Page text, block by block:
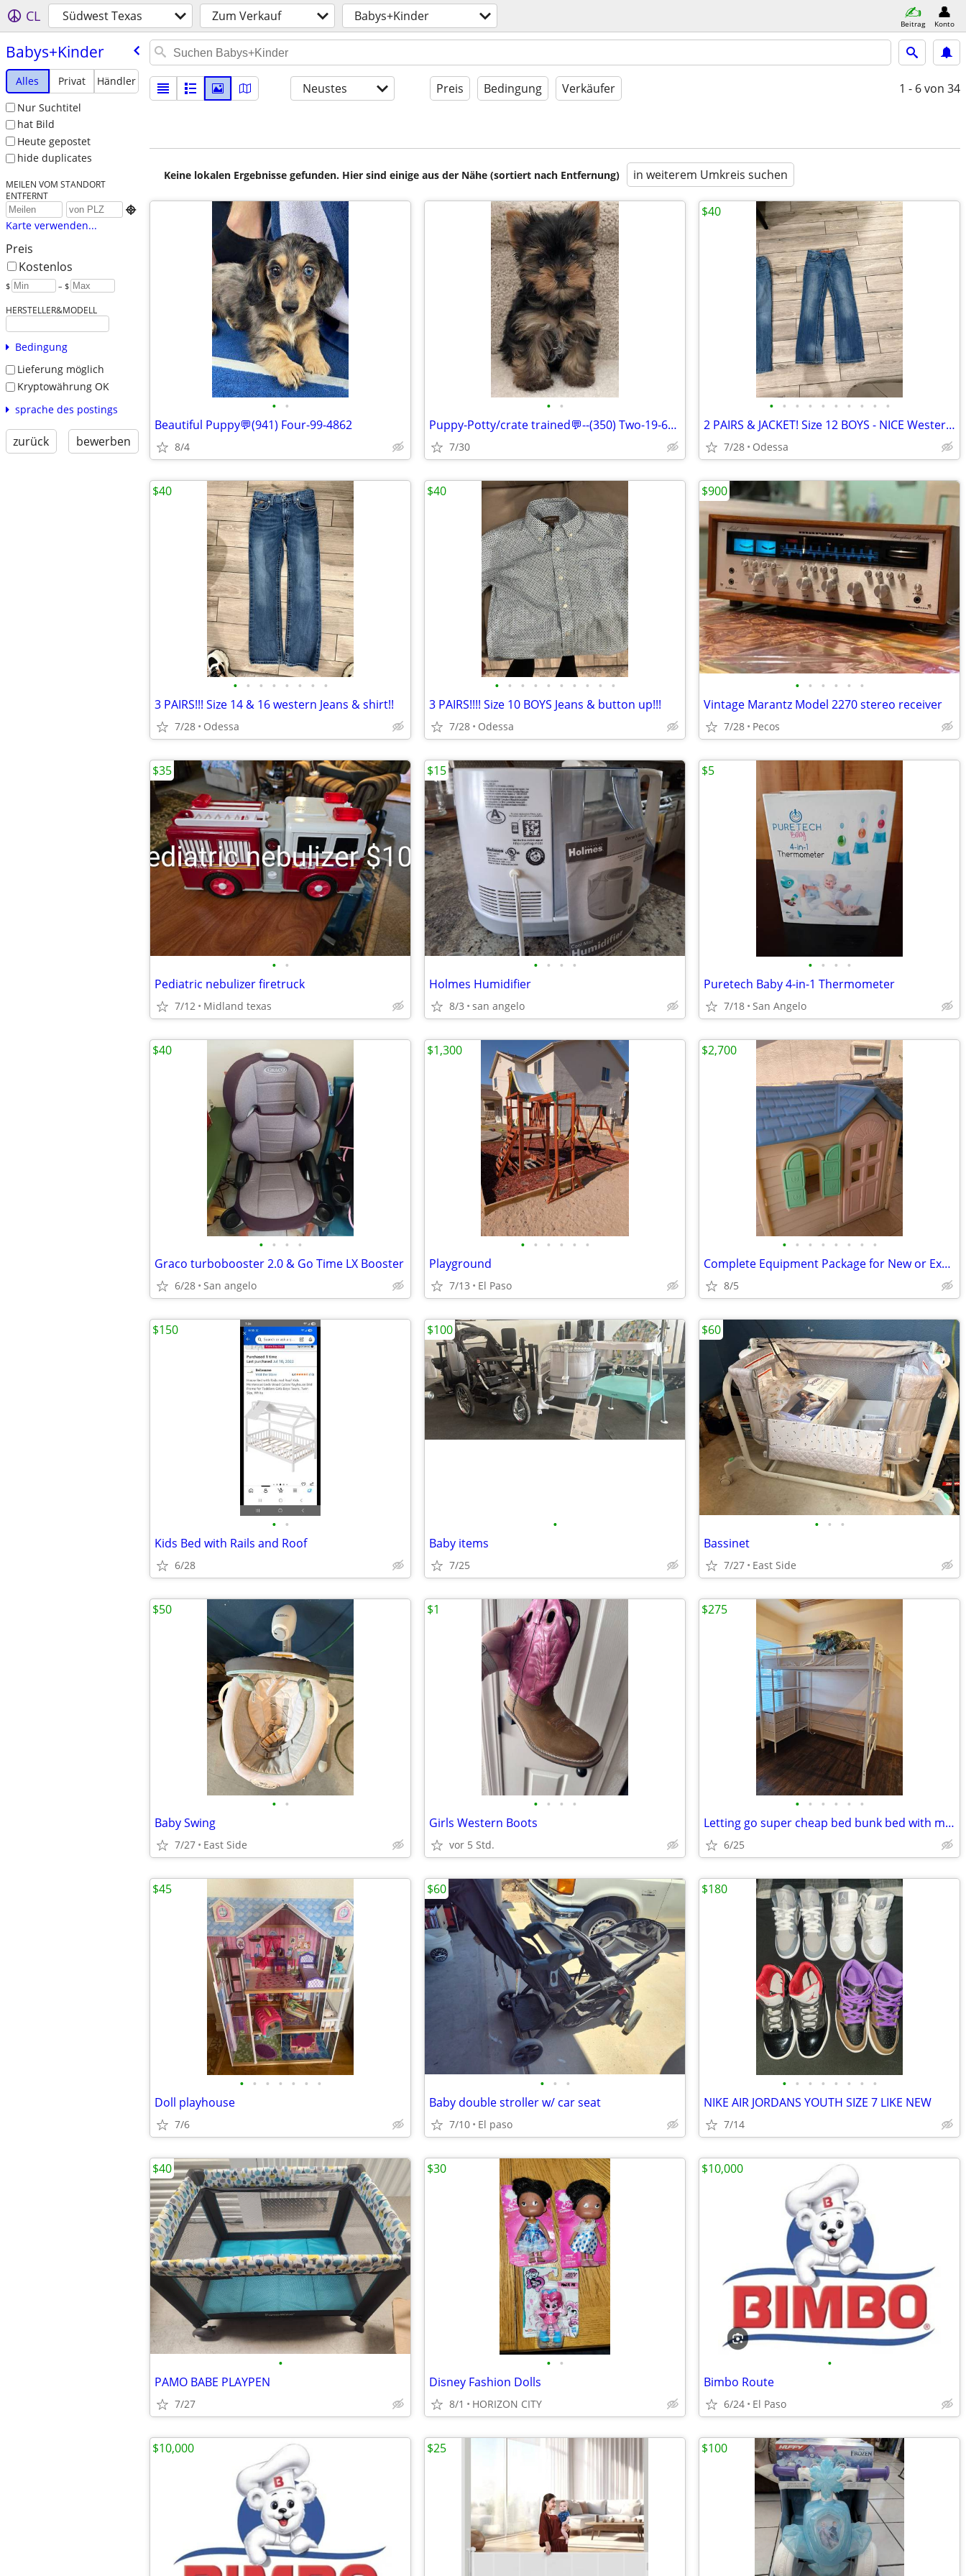
CL Südwest Texas Zum Verkauf Babys+Kinder Beitrag Konto
Babys+Kinder
Alles Privat
Händler
Nur Suchtitel
hat Bild
Heute gepostet
hide duplicates
MEILEN VOM STANDORT
ENTFERNT

Karte verwenden...
Preis
Kostenlos
$ – $
HERSTELLER&MODELL
Bedingung
Lieferung möglich
Kryptowährung OK
sprache des postings
zurück bewerben
Neustes Preis Bedingung Verkäufer 1 - 6von 34
Keine lokalen Ergebnisse gefunden. Hier sind einige aus der Nähe (sortiert nach Entfernung) in weiterem Umkreis suchen
• •
Beautiful Puppy💬(941) Four-99-4862
8/4
• •
Puppy-Potty/crate trained💬--(350) Two-19-6214
7/30
• • • • • • • • • •
2 PAIRS & JACKET! Size 12 BOYS - NICE Western Wear
7/28 Odessa
$40
• • • • • • • •
3 PAIRS!!! Size 14 & 16 western Jeans & shirt!!
7/28 Odessa
$40
• • • • • • • • • •
3 PAIRS!!!! Size 10 BOYS Jeans & button up!!!
7/28 Odessa
$40
• • • • • •
Vintage Marantz Model 2270 stereo receiver
7/28 Pecos
$900
• •
Pediatric nebulizer firetruck
7/12 Midland texas
$35
• • • •
Holmes Humidifier
8/3 san angelo
$15
• • • •
Puretech Baby 4-in-1 Thermometer
7/18 San Angelo
$5
• • • •
Graco turbobooster 2.0 & Go Time LX Booster
6/28 San angelo
$40
• • • • • •
Playground
7/13 El Paso
$1,300
• • • • • • • •
Complete Equipment Package for New or Expanding Day Care Centers
8/5
$2,700
• •
Kids Bed with Rails and Roof
6/28
$150
•
Baby items
7/25
$100
• • •
Bassinet
7/27 East Side
$60
• •
Baby Swing
7/27 East Side
$50
• • • •
Girls Western Boots
vor 5 Std.
$1
• • • • • •
Letting go super cheap bed bunk bed with mattress
6/25
$275
• • • • • • •
Doll playhouse
7/6
$45
• • •
Baby double stroller w/ car seat
7/10 El paso
$60
• • • • • • • •
NIKE AIR JORDANS YOUTH SIZE 7 LIKE NEW
7/14
$180
•
PAMO BABE PLAYPEN
7/27
$40
• •
Disney Fashion Dolls
8/1 HORIZON CITY
$30
•
Bimbo Route
6/24 El Paso
$10,000
$10,000 $25 $100